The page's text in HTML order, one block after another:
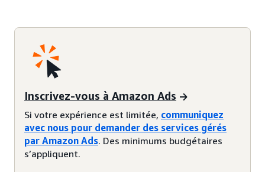
Inscrivez-vous à Amazon Ads
Si votre expérience est limitée, communiquez
avec nous pour demander des services gérés
par Amazon Ads. Des minimums budgétaires
s’appliquent.